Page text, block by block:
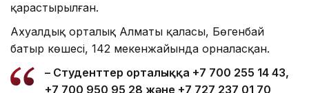
қарастырылған.
Ахуалдық орталық Алматы қаласы, Бөгенбай
батыр көшесі, 142 мекенжайында орналасқан.
– Студенттер орталыққа +7 700 255 14 43,
+7 700 950 95 28 және +7 727 237 01 70